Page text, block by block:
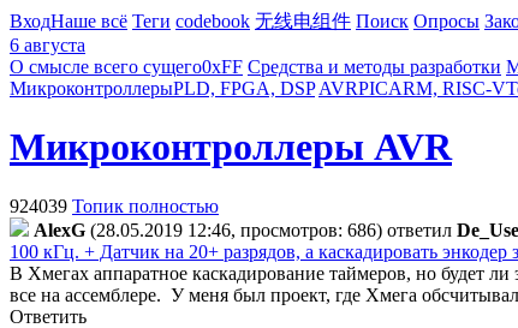
ВходНаше всё Теги codebook 无线电组件 Поиск Опросы
6 августа
О смысле всего сущего0xFF Средства и методы разработки
МикроконтроллерыPLD, FPGA, DSP AVRPICARM, RISC-V
Микроконтроллеры AVR
924039 Топик полностью
AlexG (28.05.2019 12:46, просмотров: 686) ответил
100 кГц. + Датчик на 20+ разрядов, а каскадировать
В Хмегах аппаратное каскадирование таймеров, но будет
все на ассемблере. У меня был проект, где Хмега
Ответить